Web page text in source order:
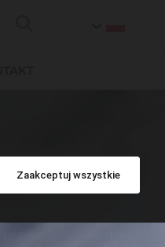
Zaakceptuj wszystkie